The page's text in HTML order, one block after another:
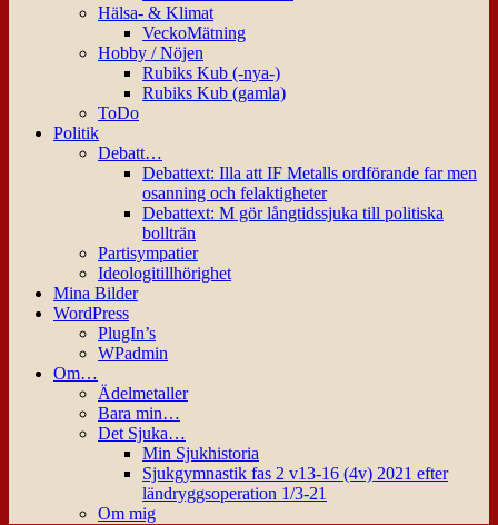
Hälsa- & Klimat
VeckoMätning
Hobby / Nöjen
Rubiks Kub (-nya-)
Rubiks Kub (gamla)
ToDo
Politik
Debatt…
Debattext: Illa att IF Metalls ordförande far men
osanning och felaktigheter
Debattext: M gör långtidssjuka till politiska
bollträn
Partisympatier
Ideologitillhörighet
Mina Bilder
WordPress
PlugIn’s
WPadmin
Om…
Ädelmetaller
Bara min…
Det Sjuka…
Min Sjukhistoria
Sjukgymnastik fas 2 v13-16 (4v) 2021 efter
ländryggsoperation 1/3-21
Om mig